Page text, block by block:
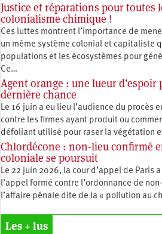
Justice et réparations pour toutes
colonialisme chimique !
Ces luttes montrent l’importance de
un même système colonial et capitaliste
populations et les écosystèmes pour
Ce…
Agent orange : une lueur d’espoir
dernière chance
Le 16 juin a eu lieu l’audience du procès
contre les firmes ayant produit ou
défoliant utilisé pour raser la végétation
Chlordécone : non-lieu confirmé
coloniale se poursuit
Le 22 juin 2026, la cour d’appel de Paris
l’appel formé contre l’ordonnance de
l’affaire pénale dite de la « pollution au
Les + lus